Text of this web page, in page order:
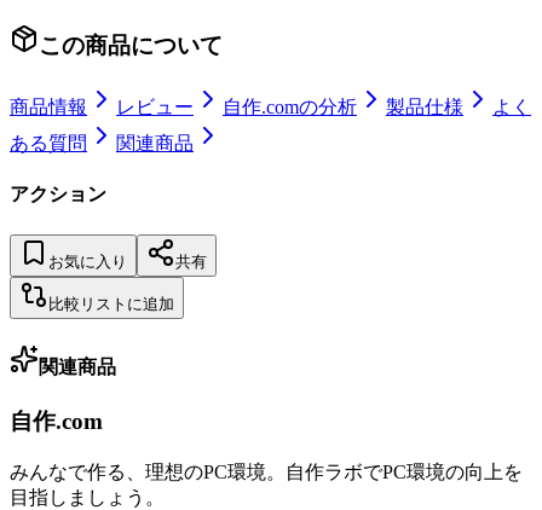
この商品について
商品情報 レビュー 自作.comの分析 製品仕様
よく
ある質問
関連商品
アクション
お気に入り 共有
比較リストに追加
関連商品
自作.com
みんなで作る、理想のPC環境。 自作ラボでPC環境の向上を
目指しましょう。